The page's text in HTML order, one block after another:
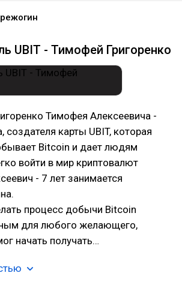
UBIT - Тимофей Григоренко
Тимофея Алексеевича -
создателя карты UBIT, которая
Bitcoin и дает людям
войти в мир криптовалют
- 7 лет занимается
процесс добычи Bitcoin
для любого желающего,
начать получать…